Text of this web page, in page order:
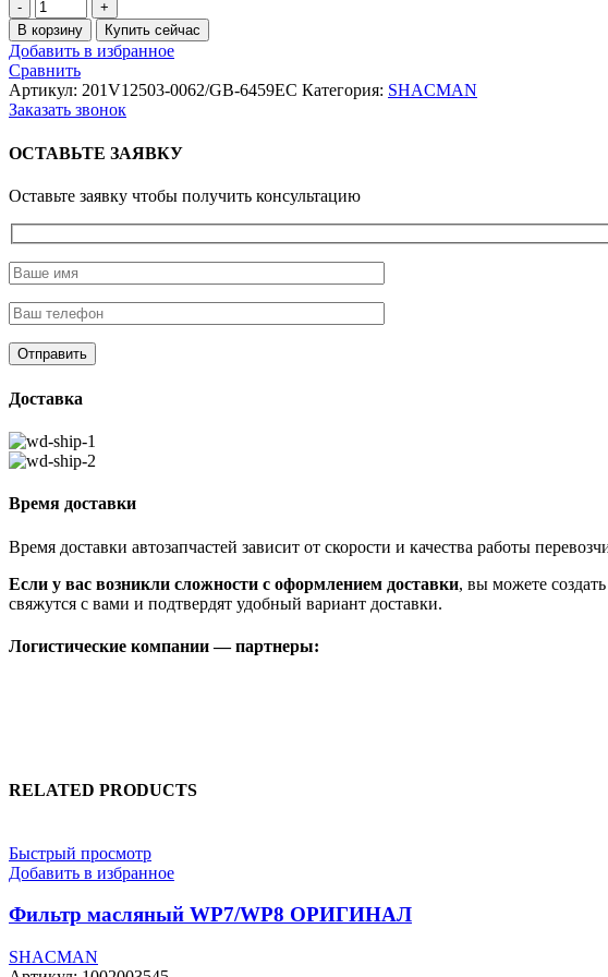
Количество
товара
Фильтр
топливный
тонкой
очистки
MAN
В корзину Купить сейчас
Добавить в избранное
Сравнить
Артикул: 201V12503-0062/GB-6459EC Категория: SHACMAN
Заказать звонок
ОСТАВЬТЕ ЗАЯВКУ
Оставьте заявку чтобы получить консультацию
Доставка
Время доставки
Время доставки автозапчастей зависит от скорости и качества работы
Если у вас возникли сложности с оформлением доставки, вы можете
свяжутся с вами и подтвердят удобный вариант доставки.
Логистические компании — партнеры:
RELATED PRODUCTS
Быстрый просмотр
Добавить в избранное
Фильтр масляный WP7/WP8 ОРИГИНАЛ
SHACMAN